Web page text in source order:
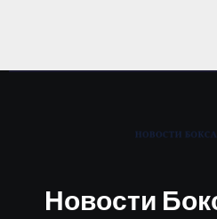
Новости